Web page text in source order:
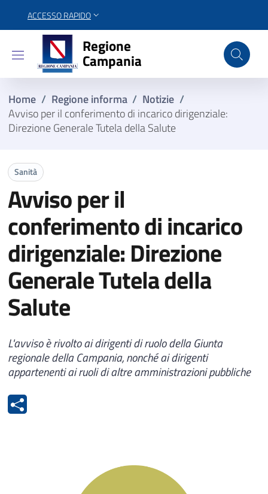
ACCESSO RAPIDO
Regione Campania
Regione
Campania
Home / Regione informa / Notizie /
Avviso per il conferimento di incarico dirigenziale:
Direzione Generale Tutela della Salute
Sanità
Avviso per il
conferimento di incarico
dirigenziale: Direzione
Generale Tutela della
Salute
L'avviso è rivolto ai dirigenti di ruolo della Giunta
regionale della Campania, nonché ai dirigenti
appartenenti ai ruoli di altre amministrazioni pubbliche